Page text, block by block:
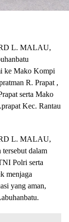
L. MALAU,
ke Mako Kompi
R. Prapat ,
serta Mako
Kec. Rantau
L. MALAU,
dalam
Polri serta
menjaga
yang aman,